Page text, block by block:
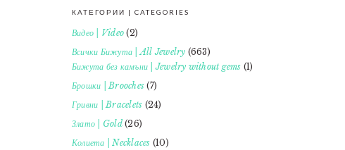
КАТЕГОРИИ | CATEGORIES
Видео | Video (2)
Всички Бижута | All Jewelry (663)
Бижута без камъни | Jewelry without gems (1)
Брошки | Brooches (7)
Гривни | Bracelets (24)
Злато | Gold(26)
Колиета | Necklaces (10)